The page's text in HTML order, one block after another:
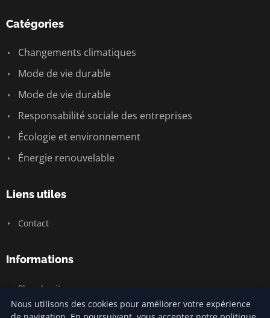
Catégories
Changements climatiques
Mode de vie durable
Mode de vie durable
Responsabilité sociale des entreprises
Écologie et environnement
Énergie renouvelable
Liens utiles
Contact
Informations
Plan du site
Nous utilisons des cookies pour améliorer votre expérience